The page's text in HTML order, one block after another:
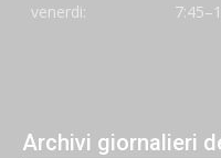
venerdi:
Archivi giornalieri